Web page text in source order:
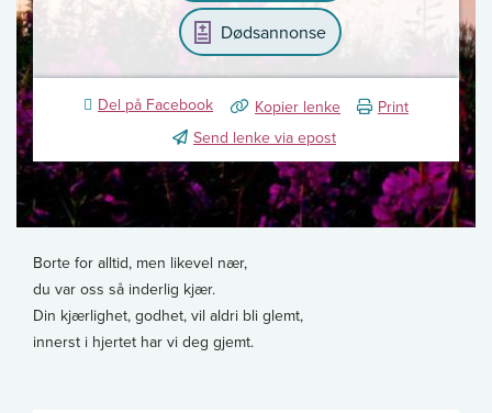
Dødsannonse
Del på Facebook Kopier lenke
Print
Send lenke via epost
Borte for alltid, men likevel nær,
du var oss så inderlig kjær.
Din kjærlighet, godhet, vil aldri bli glemt,
innerst i hjertet har vi deg gjemt.